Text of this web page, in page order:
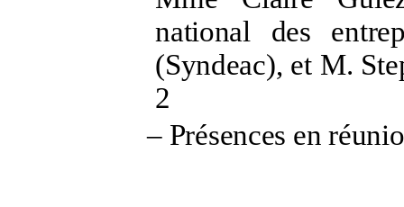
national des
(Syndeac), et M.
2
– Présences en